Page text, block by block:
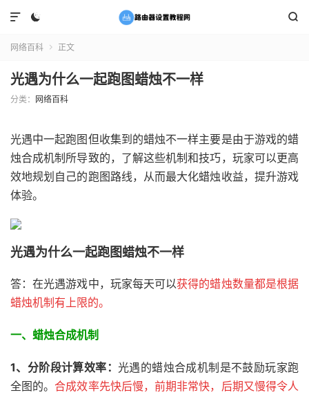
 

网络百科  正文
光遇为什么一起跑图蜡烛不一样
分类： 网络百科
光遇中一起跑图但收集到的蜡烛不一样主要是由于游戏的蜡
烛合成机制所导致的，了解这些机制和技巧，玩家可以更高
效地规划自己的跑图路线，从而最大化蜡烛收益，提升游戏
体验。
光遇为什么一起跑图蜡烛不一样
答：在光遇游戏中，玩家每天可以获得的蜡烛数量都是根据
蜡烛机制有上限的。
一、蜡烛合成机制
1、分阶段计算效率： 光遇的蜡烛合成机制是不鼓励玩家跑
全图的。合成效率先快后慢，前期非常快，后期又慢得令人